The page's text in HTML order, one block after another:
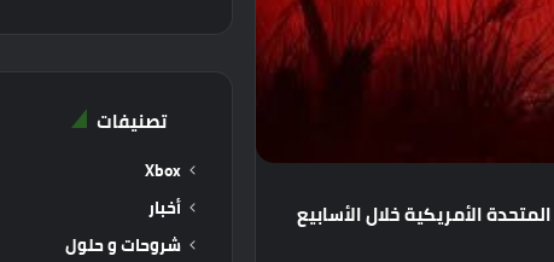
المتحدةالأمريكيةخلالالأسابيع
تصنيفات
Xbox
أخبار
شروحات و حلول